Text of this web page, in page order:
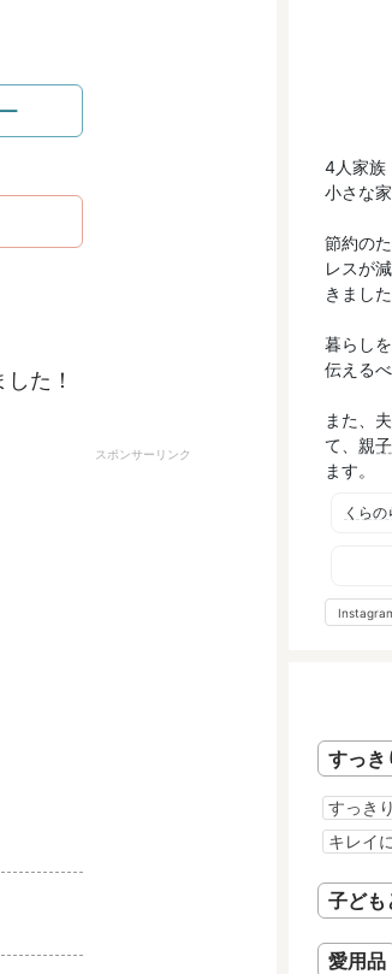
た！
スポンサーリンク
4人家族
小さな
節約の
レスが
きました
暮らし
伝える
また、
て、 親
ます。
くらの
すっき
すっき
キレイ
子ども
愛用品